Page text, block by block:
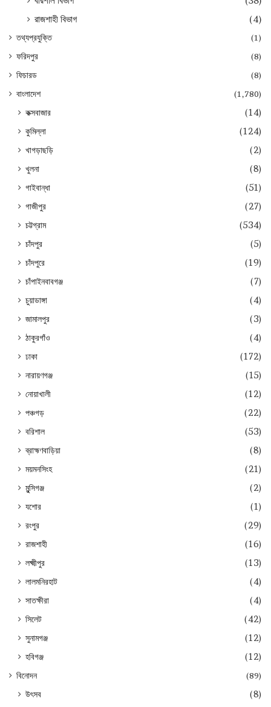
রাজশাহী বিভাগ
(4)
তথ্যপ্রযুক্তি
(1)
ফরিদপুর
(8)
ফিচারড
(8)
বাংলাদেশ
(1,780)
কক্সবাজার
(14)
কুমিল্লা
(124)
খাগড়াছড়ি
(2)
খুলনা
(8)
গাইবান্ধা
(51)
গাজীপুর
(27)
চট্টগ্রাম
(534)
চাঁদপুর
(5)
চাঁদপুরে
(19)
চাঁপাইনবাবগঞ্জ
(7)
চুয়াডাঙ্গা
(4)
জামালপুর
(3)
ঠাকুরগাঁও
(4)
ঢাকা
(172)
নারায়ণগঞ্জ
(15)
নোয়াখালী
(12)
পঞ্চগড়
(22)
বরিশাল
(53)
ব্রাহ্মণবাড়িয়া
(8)
ময়মনসিংহ
(21)
মুন্সিগঞ্জ
(2)
যশোর
(1)
রংপুর
(29)
রাজশাহী
(16)
লক্ষ্মীপুর
(13)
লালমনিরহাট
(4)
সাতক্ষীরা
(4)
সিলেট
(42)
সুনামগঞ্জ
(12)
হবিগঞ্জ
(12)
বিনোদন (89)
উৎসব
(8)